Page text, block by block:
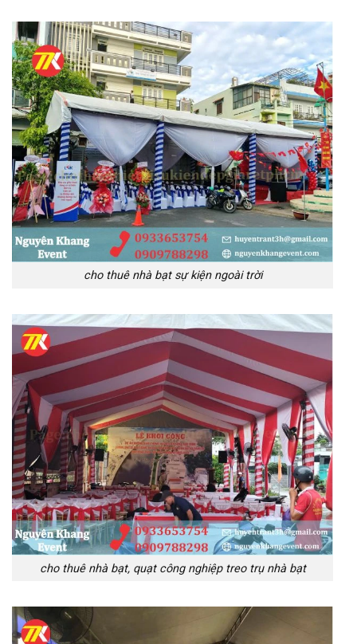
cho thuê nhà bạt sự kiện ngoài trời
cho thuê nhà bạt, quạt công nghiệp treo trụ nhà bạt